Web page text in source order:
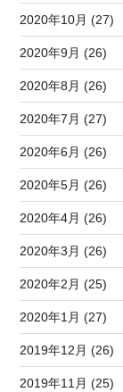
2020年10月 (27)
2020年9月 (26)
2020年8月 (26)
2020年7月 (27)
2020年6月 (26)
2020年5月 (26)
2020年4月 (26)
2020年3月 (26)
2020年2月 (25)
2020年1月 (27)
2019年12月 (26)
2019年11月 (25)